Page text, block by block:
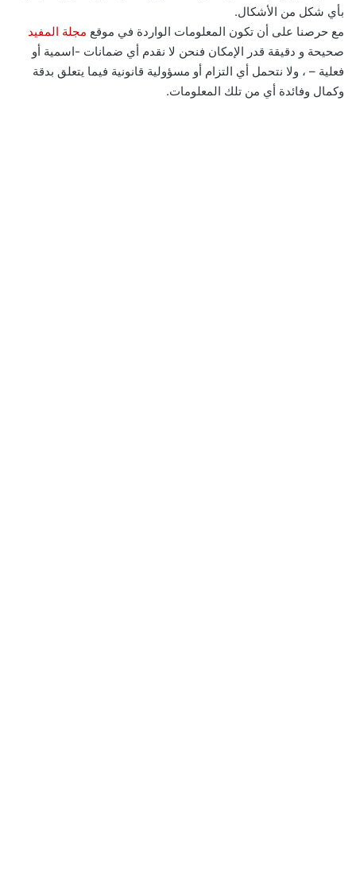
بأي شكل من الأشكال.
مع حرصنا على أن تكون المعلومات الواردة في موقع مجلة المفيد
صحيحة و دقيقة قدر الإمكان فنحن لا نقدم أي ضمانات -اسمية أو
فعلية – ، ولا نتحمل أي التزام أو مسؤولية قانونية فيما يتعلق بدقة
وكمال وفائدة أي من تلك المعلومات.